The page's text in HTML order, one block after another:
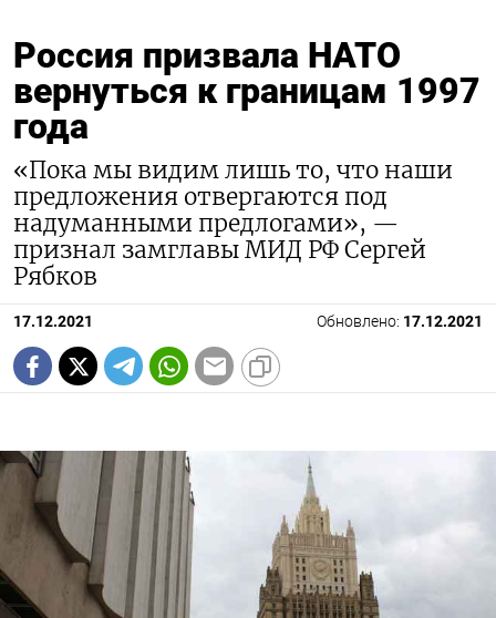
Россия призвала НАТО
вернуться к границам 1997
года
«Пока мы видим лишь то, что наши
предложения отвергаются под
надуманными предлогами», —
признал замглавы МИД РФ Сергей
Рябков
17.12.2021 Обновлено: 17.12.2021